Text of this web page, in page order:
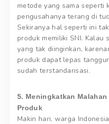
metode yang sama seperti
pengusahanya terang di
Sekiranya hal seperti ini
produk memiliki SNI.
yang tak diinginkan,
produk dapat lepas
sudah terstandarisasi.
5. Meningkatkan
Produk
Makin hari, warga